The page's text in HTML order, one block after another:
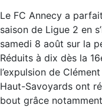
Le FC Annecy a
saison de Ligue 2 en
samedi 8 août sur la
Réduits à dix dès la
l’expulsion de
Haut-Savoyards ont
bout grâce